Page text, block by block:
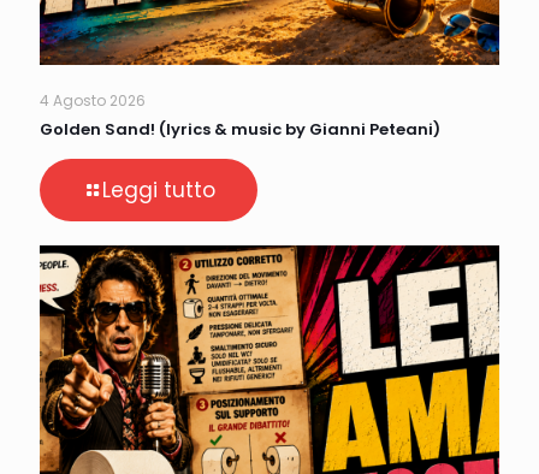
4 Agosto 2026
Golden Sand! (lyrics & music by Gianni Peteani)
Leggi tutto